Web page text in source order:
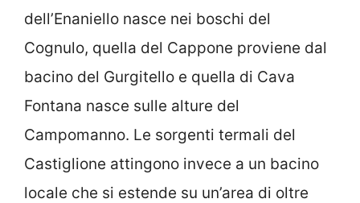
dell’Enaniello nasce nei boschi del
Cognulo, quella del Cappone proviene dal
bacino del Gurgitello e quella di Cava
Fontana nasce sulle alture del
Campomanno. Le sorgenti termali del
Castiglione attingono invece a un bacino
locale che si estende su un’area di oltre